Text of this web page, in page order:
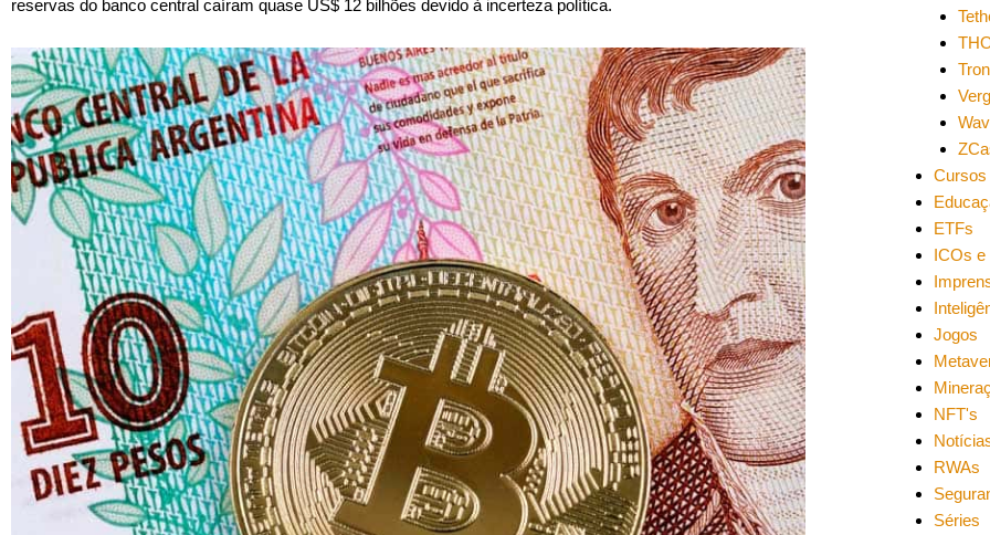
reservas do banco central caíram quase US$ 12 bilhões devido à incerteza política.
Tron
Cursos
ETFs
ICOs e
Jogos
NFT's
RWAs
Séries